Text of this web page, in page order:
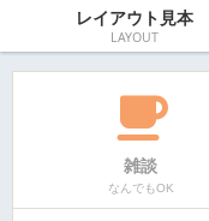
レイアウト見本
LAYOUT
雑談
なんでもOK